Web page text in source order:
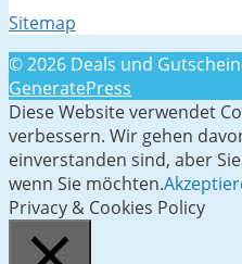
Sitemap
© 2026 Deals und
GeneratePress
Diese Website verwendet
verbessern. Wir gehen
einverstanden sind, aber
wenn Sie möchten.
Privacy & Cookies Policy